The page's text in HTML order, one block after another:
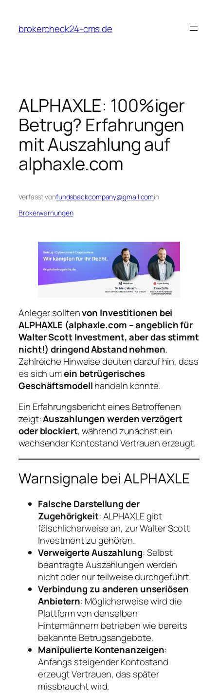
springen
brokercheck24-cms.de
ALPHAXLE: 100%iger
Betrug? Erfahrungen
mit Auszahlung auf
alphaxle.com
Verfasst vonfundsbackcompany@gmail.comin
Brokerwarnungen
Anleger solltenvon Investitionen bei
ALPHAXLE (alphaxle.com – angeblich für
Walter Scott Investment, aber das stimmt
nicht!) dringend Abstand nehmen.
Zahlreiche Hinweise deuten darauf hin, dass
es sich umein betrügerisches
Geschäftsmodellhandeln könnte.
Ein Erfahrungsbericht eines Betroffenen
zeigt:Auszahlungen werden verzögert
oder blockiert, während zunächst ein
wachsender Kontostand Vertrauen erzeugt.
Warnsignale bei ALPHAXLE
Falsche Darstellung der
Zugehörigkeit: ALPHAXLE gibt
fälschlicherweise an, zur Walter Scott
Investment zu gehören.
Verweigerte Auszahlung: Selbst
beantragte Auszahlungen werden
nicht oder nur teilweise durchgeführt.
Verbindung zu anderen unseriösen
Anbietern: Möglicherweise wird die
Plattform von denselben
Hintermännern betrieben wie bereits
bekannte Betrugsangebote.
Manipulierte Kontenanzeigen:
Anfangs steigender Kontostand
erzeugt Vertrauen, das später
missbraucht wird.